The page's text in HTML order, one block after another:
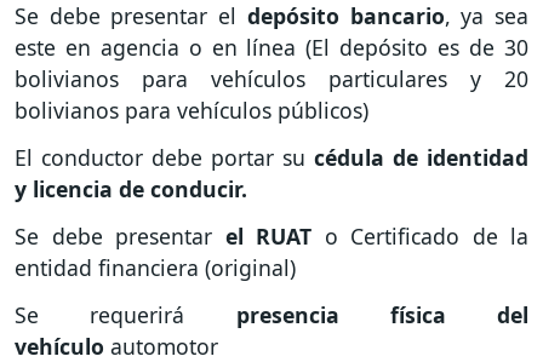
Se debe presentar el depósito bancario, ya sea
este en agencia o en línea (El depósito es de 30
bolivianos para vehículos particulares y 20
bolivianos para vehículos públicos)
El conductor debe portar su cédula de identidad
y licencia de conducir.
Se debe presentar el RUAT o Certificado de la
entidad financiera (original)
Se requerirá presencia física del
vehículo automotor